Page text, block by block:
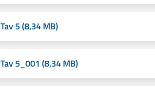
Tav 5 (8,34 MB)
Tav 5_001 (8,34 MB)